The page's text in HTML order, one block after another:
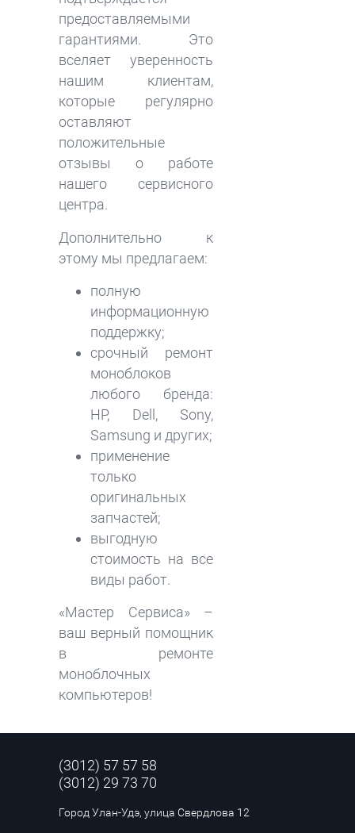
предоставляемыми
гарантиями. Это
вселяет уверенность
нашим клиентам,
которые регулярно
оставляют
положительные
отзывы о работе
нашего сервисного
центра.
Дополнительно к
этому мы предлагаем:
полную
информационную
поддержку;
срочный ремонт
моноблоков
любого бренда:
HP, Dell, Sony,
Samsung и других;
применение
только
оригинальных
запчастей;
выгодную
стоимость на все
виды работ.
«Мастер Сервиса» –
ваш верный помощник
в ремонте
моноблочных
компьютеров!
(3012) 57 57 58
(3012) 29 73 70
Город Улан-Удэ, улица Свердлова 12